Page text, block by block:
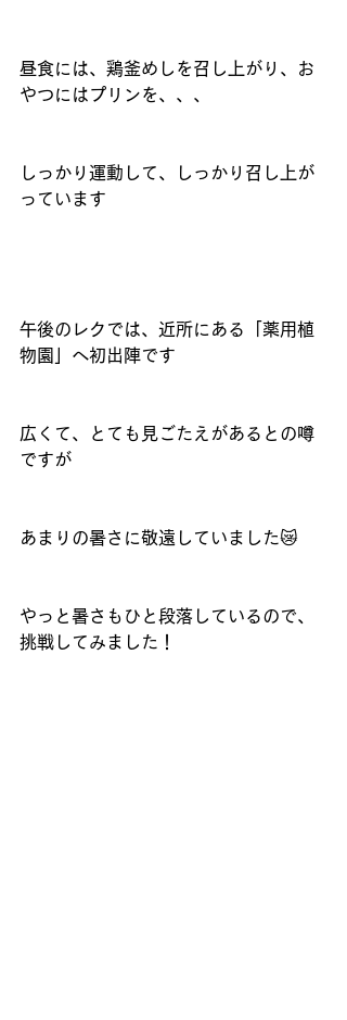
昼食には、鶏釜めしを召し上がり、お
やつにはプリンを、、、
しっかり運動して、しっかり召し上が
っています
午後のレクでは、近所にある「薬用植
物園」へ初出陣です
広くて、とても見ごたえがあるとの噂
ですが
あまりの暑さに敬遠していました😿
やっと暑さもひと段落しているので、
挑戦してみました！